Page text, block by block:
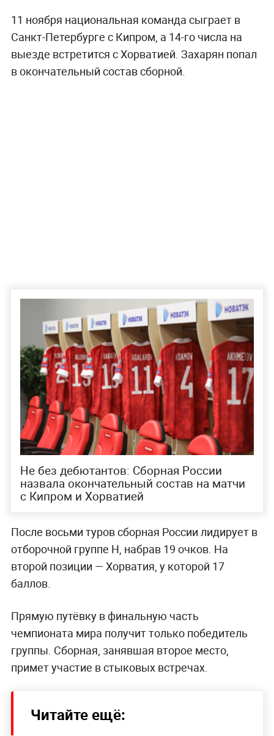
11 ноября национальная команда сыграет в
Санкт-Петербурге с Кипром, а 14-го числа на
выезде встретится с Хорватией. Захарян попал
в окончательный состав сборной.
Не без дебютантов: Сборная России
назвала окончательный состав на матчи
с Кипром и Хорватией
После восьми туров сборная России лидирует в
отборочной группе H, набрав 19 очков. На
второй позиции — Хорватия, у которой 17
баллов.
Прямую путёвку в финальную часть
чемпионата мира получит только победитель
группы. Сборная, занявшая второе место,
примет участие в стыковых встречах.
Читайте ещё: